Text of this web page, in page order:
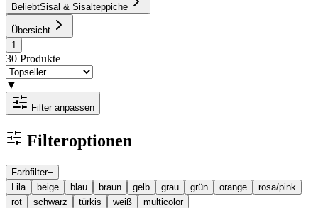
BeliebtSisal & Sisalteppiche
Übersicht
1
30 Produkte
▼
Filter anpassen
Filteroptionen
Farbfilter−
Lila
beige blau braun gelb grau grün orange
rosa/pink
rot
schwarz türkis weiß
multicolor